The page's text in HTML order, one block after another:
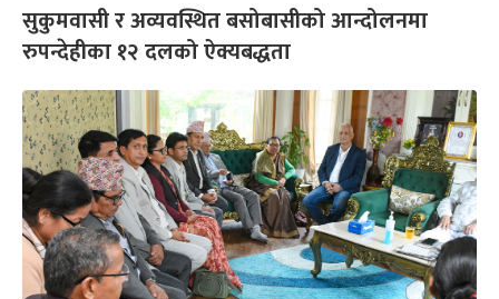
सुकुमवासी र अव्यवस्थित बसोबासीको आन्दोलनमा
रुपन्देहीका १२ दलको ऐक्यबद्धता